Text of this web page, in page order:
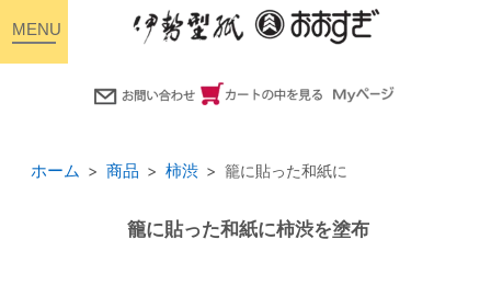
ホーム 商品 柿渋 籠に貼った和紙に
籠に貼った和紙に柿渋を塗布
toggle
navigation